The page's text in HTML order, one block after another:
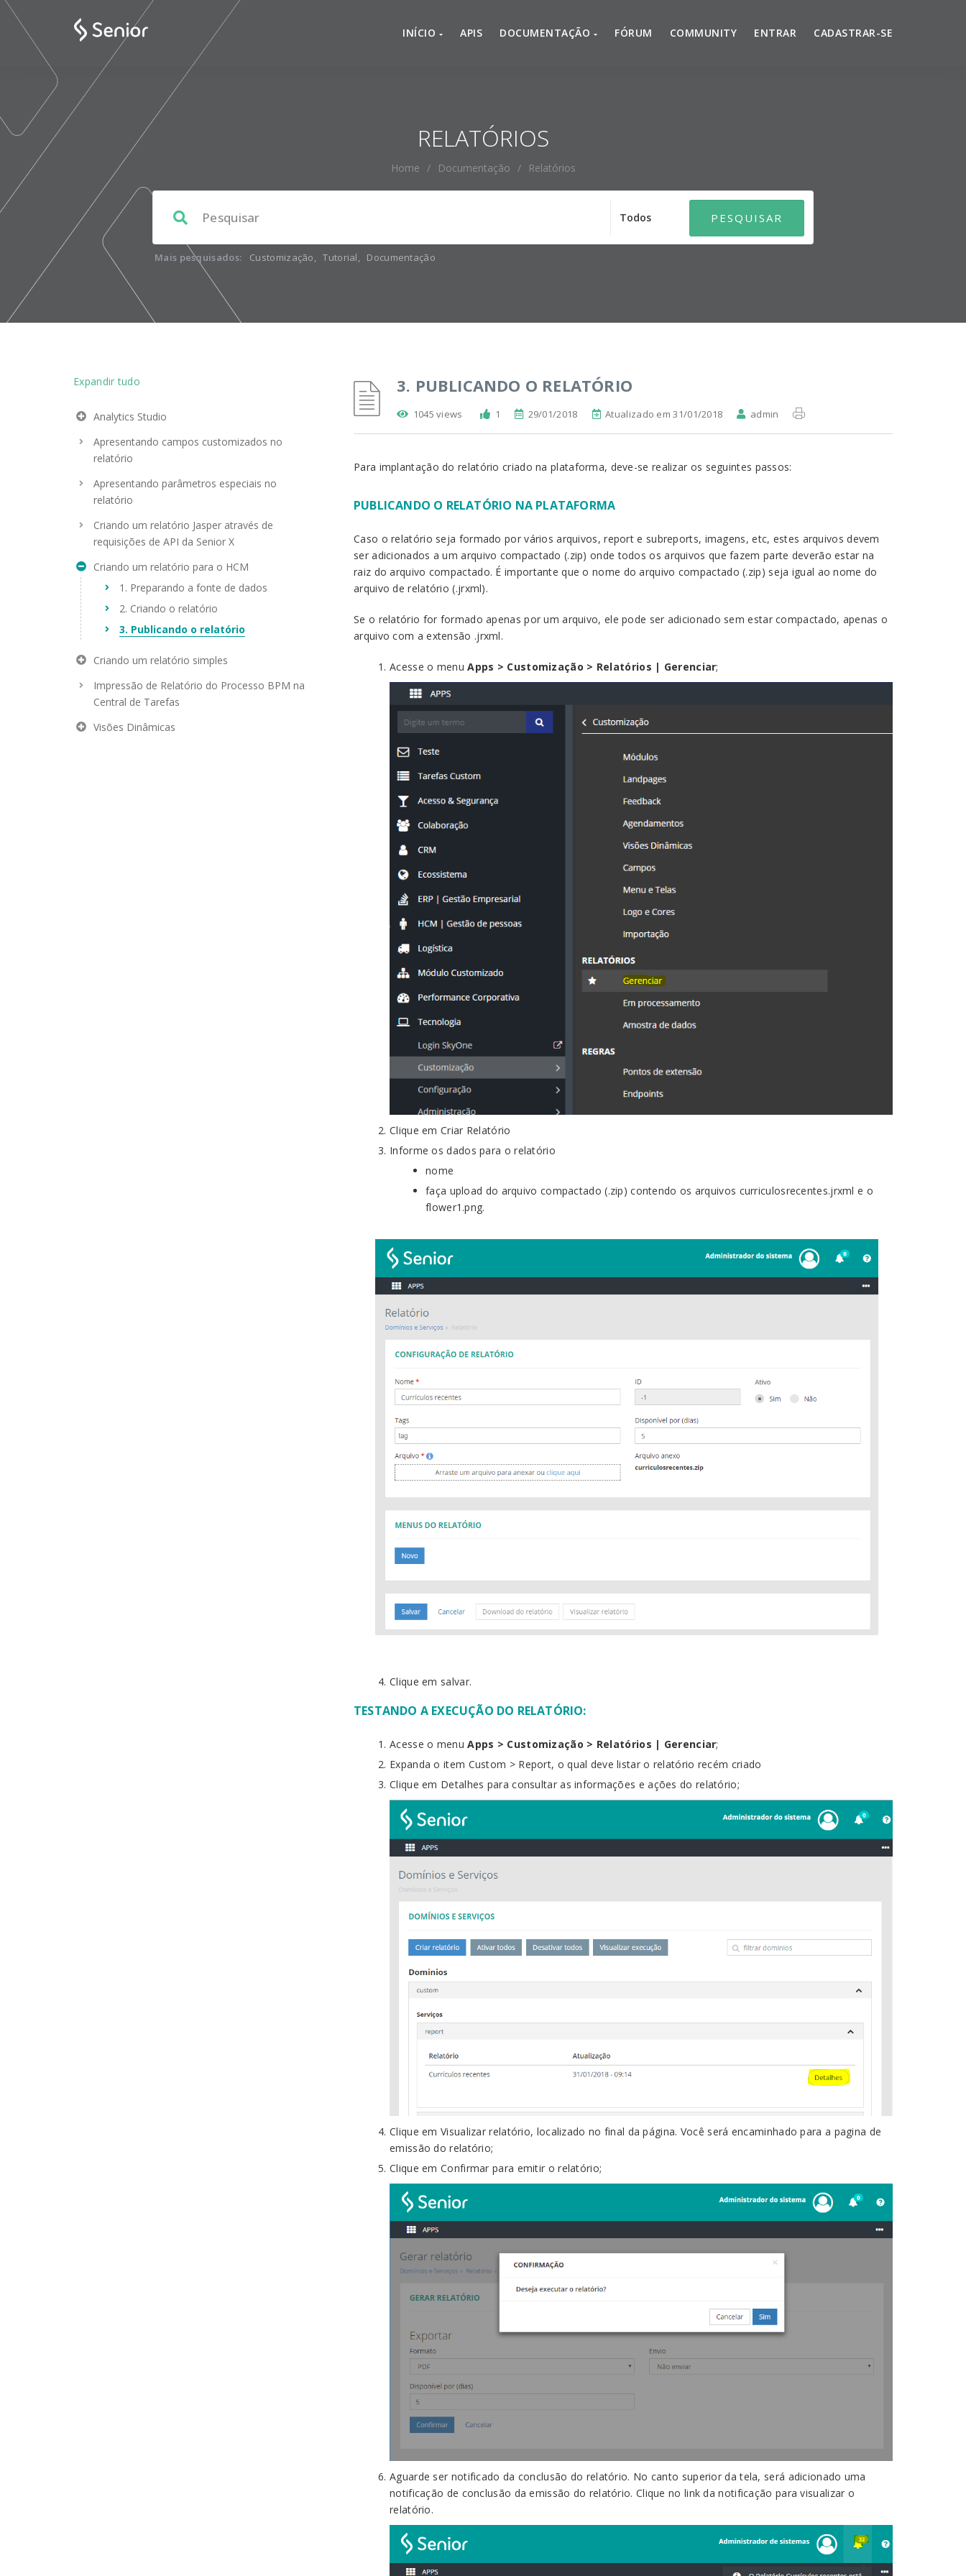
INÍCIO APIS DOCUMENTAÇÃO FÓRUM COMMUNITY ENTRAR CADASTRAR-SE
RELATÓRIOS
Home / Documentação / Relatórios
Mais pesquisados: Customização, Tutorial, Documentação
Expandir tudo
Analytics Studio
Apresentando campos customizados no
relatório
Apresentando parâmetros especiais no
relatório
Criando um relatório Jasper através de
requisições de API da Senior X
Criando um relatório para o HCM
1. Preparando a fonte de dados
2. Criando o relatório
3. Publicando o relatório
Criando um relatório simples
Impressão de Relatório do Processo BPM na
Central de Tarefas
Visões Dinâmicas
3. PUBLICANDO O RELATÓRIO
1045 views 1 29/01/2018 Atualizado em 31/01/2018 admin
Para implantação do relatório criado na plataforma, deve-se realizar os seguintes passos:
PUBLICANDO O RELATÓRIO NA PLATAFORMA
Caso o relatório seja formado por vários arquivos, report e subreports, imagens, etc, estes arquivos devem
ser adicionados a um arquivo compactado (.zip) onde todos os arquivos que fazem parte deverão estar na
raiz do arquivo compactado. É importante que o nome do arquivo compactado (.zip) seja igual ao nome do
arquivo de relatório (.jrxml).
Se o relatório for formado apenas por um arquivo, ele pode ser adicionado sem estar compactado, apenas o
arquivo com a extensão .jrxml.
Acesse o menuApps > Customização > Relatórios | Gerenciar;
Clique em Criar Relatório
Informe os dados para o relatório
nome
faça upload do arquivo compactado (.zip) contendo os arquivos curriculosrecentes.jrxml e o
flower1.png.
Clique em salvar.
TESTANDO A EXECUÇÃO DO RELATÓRIO:
Acesse o menuApps > Customização > Relatórios | Gerenciar;
Expanda o item Custom > Report, o qual deve listar o relatório recém criado
Clique em Detalhes para consultar as informações e ações do relatório;
Clique em Visualizar relatório, localizado no final da página. Você será encaminhado para a pagina de
emissão do relatório;
Clique em Confirmar para emitir o relatório;
Aguarde ser notificado da conclusão do relatório. No canto superior da tela, será adicionado uma
notificação de conclusão da emissão do relatório. Clique no link da notificação para visualizar o
relatório.